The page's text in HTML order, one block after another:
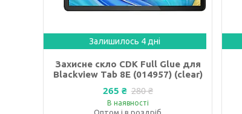
Залишилось 4 дні
Захисне скло CDK Full Glue для
Blackview Tab 8E (014957) (clear)
265 ₴ 280 ₴
В наявності
Оптом і в роздріб